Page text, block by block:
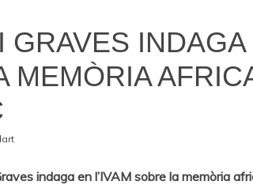
GRAVES INDAGA
MEMÒRIA
indaga en l’IVAM sobre la memòria